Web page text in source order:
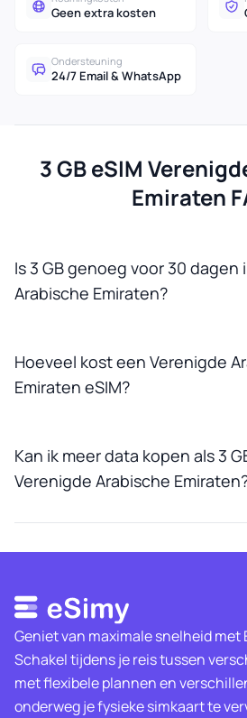
Geen extra kosten
Ondersteuning
24/7 Email & WhatsApp
3 GB eSIM
Emiraten
Is 3 GB genoeg voor 30 dagen
Arabische Emiraten?
Hoeveel kost een Verenigde
Emiraten eSIM?
Kan ik meer data kopen als 3
Verenigde Arabische
Geniet van maximale snelheid met
Schakel tijdens je reis tussen
met flexibele plannen en
onderweg je fysieke simkaart te